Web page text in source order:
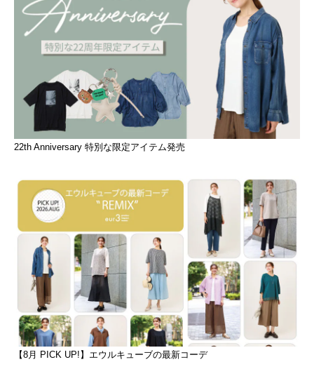
22th Anniversary 特別な限定アイテム発売
【8月 PICK UP!】エウルキューブの最新コーデ